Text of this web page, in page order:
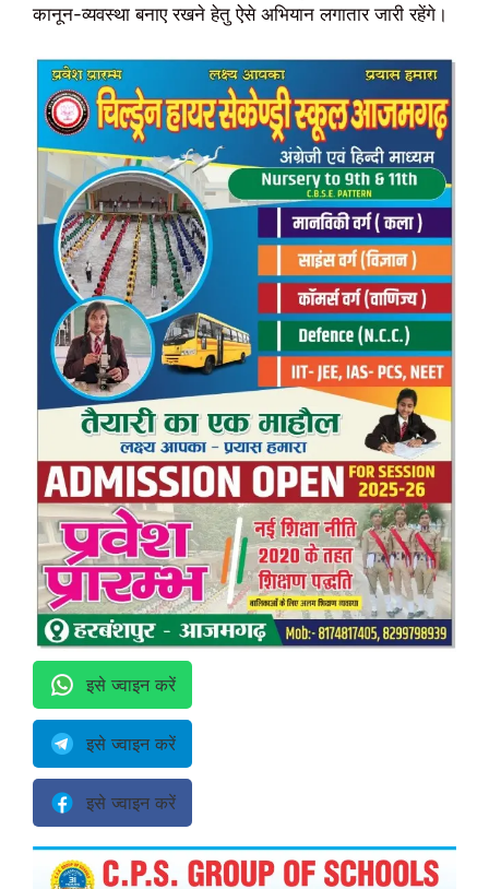
कानून-व्यवस्था बनाए रखने हेतु ऐसे अभियान लगातार जारी रहेंगे।
इसे ज्वाइन करें
इसे ज्वाइन करें
इसे ज्वाइन करें